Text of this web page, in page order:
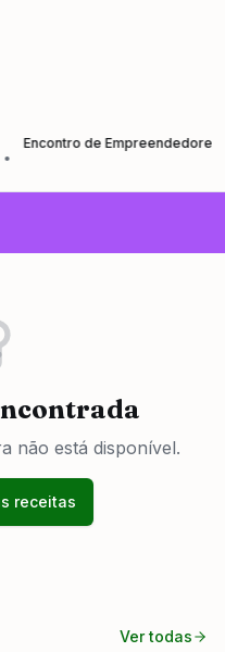
de Empreendedores –
não está disponível.
receitas
Ver todas